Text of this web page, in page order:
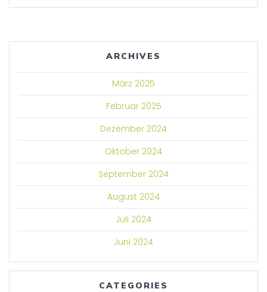
ARCHIVES
März 2025
Februar 2025
Dezember 2024
Oktober 2024
September 2024
August 2024
Juli 2024
Juni 2024
CATEGORIES